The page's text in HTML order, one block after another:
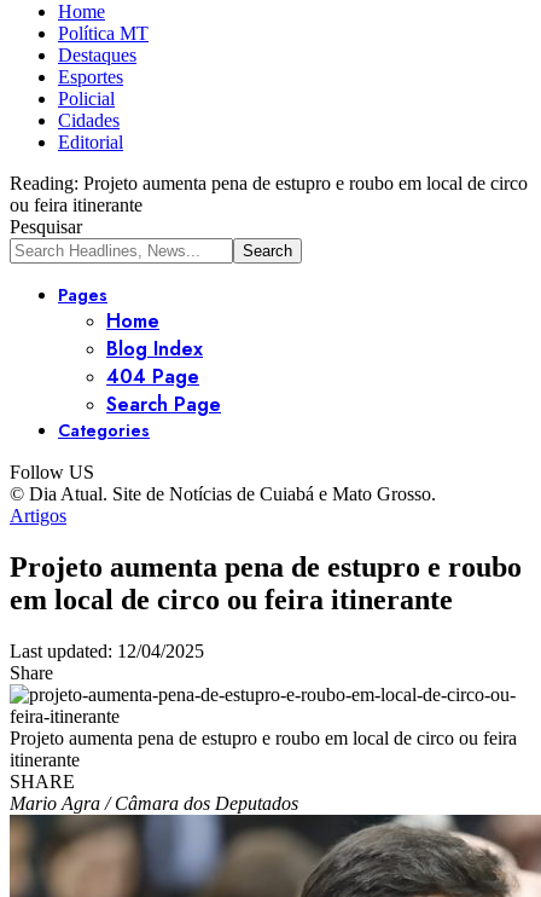
Home
Política MT
Destaques
Esportes
Policial
Cidades
Editorial
Reading: Projeto aumenta pena de estupro e roubo em local de circo
ou feira itinerante
Pesquisar
Pages
Home
Blog Index
404 Page
Search Page
Categories
Follow US
© Dia Atual. Site de Notícias de Cuiabá e Mato Grosso.
Artigos
Projeto aumenta pena de estupro e roubo
em local de circo ou feira itinerante
Last updated: 12/04/2025
Share
Projeto aumenta pena de estupro e roubo em local de circo ou feira
itinerante
SHARE
Mario Agra / Câmara dos Deputados